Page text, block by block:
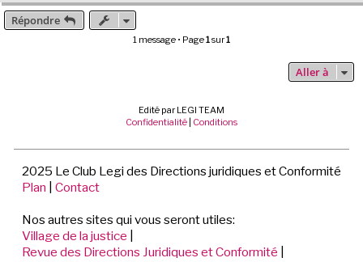
u
Répondre
1 message • Page1sur1
Aller à
Edité par LEGI TEAM
Confidentialité | Conditions
2025 Le Club Legi des Directions juridiques et Conformité
Plan
Contact
Nos autres sites qui vous seront utiles:
Village de la justice
Revue des Directions Juridiques et Conformité